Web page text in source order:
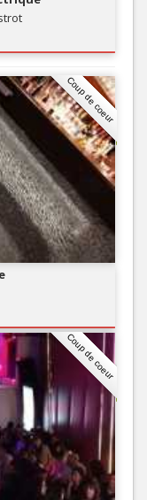
Coup de coeur
Coup de coeur